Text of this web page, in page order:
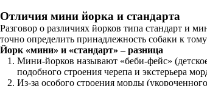
Отличия мини йорка и стандарта
Разговор о различиях йорков типа стандарт и
точно определить принадлежность собаки к
Йорк «мини» и «стандарт» – разница
Мини-йорков называют «беби-фейс»
подобного строения черепа и экстерьера
Из-за особого строения морды